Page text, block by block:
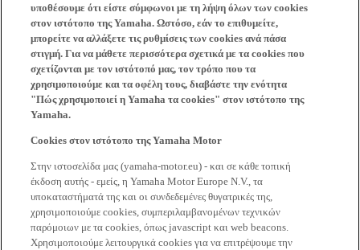
υποθέσουμε ότι είστε σύμφωνοι με τη λήψη όλων των cookies
στον ιστότοπο της Yamaha. Ωστόσο, εάν το επιθυμείτε,
μπορείτε να αλλάξετε τις ρυθμίσεις των cookies ανά πάσα
στιγμή. Για να μάθετε περισσότερα σχετικά με τα cookies που
σχετίζονται με τον ιστότοπό μας, τον τρόπο που τα
χρησιμοποιούμε και τα οφέλη τους, διαβάστε την ενότητα
"Πώς χρησιμοποιεί η Yamaha τα cookies" στον ιστότοπο της
Yamaha.
Cookies στον ιστότοπο της Yamaha Motor
Στην ιστοσελίδα μας (yamaha-motor.eu) - και σε κάθε τοπική
έκδοση αυτής - εμείς, η Yamaha Motor Europe N.V., τα
υποκαταστήματά της και οι συνδεδεμένες θυγατρικές της,
χρησιμοποιούμε cookies, συμπεριλαμβανομένων τεχνικών
παρόμοιων με τα cookies, όπως javascript και web beacons.
Χρησιμοποιούμε λειτουργικά cookies για να επιτρέψουμε την